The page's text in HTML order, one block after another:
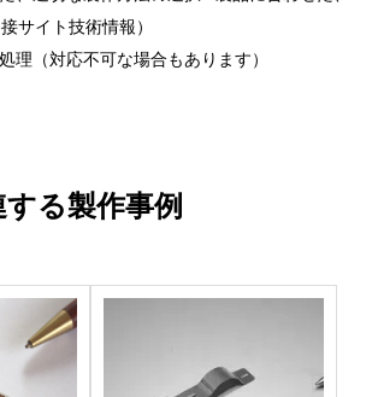
接サイト技術情報）
理（対応不可な場合もあります）
る製作事例